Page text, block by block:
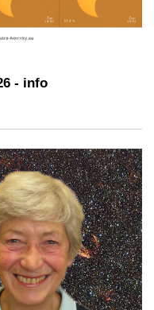
- info